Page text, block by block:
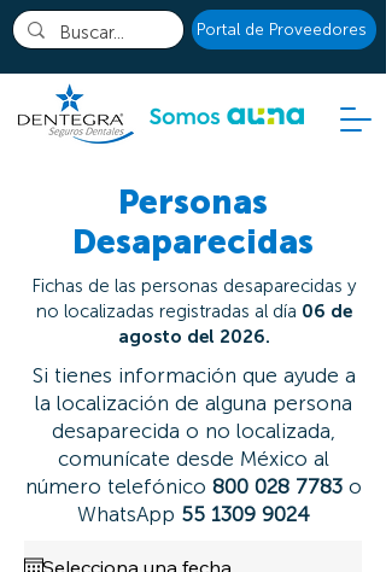
Portal de Proveedores
Personas
Desaparecidas
Fichas de las personas desaparecidas y
no localizadas registradas al día 06 de
agosto del 2026.
Si tienes información que ayude a
la localización de alguna persona
desaparecida o no localizada,
comunícate desde México al
número telefónico 800 028 7783 o
WhatsApp 55 1309 9024